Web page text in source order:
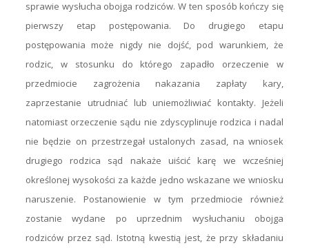
sprawie wysłucha obojga rodziców. W ten sposób kończy się
pierwszy etap postępowania. Do drugiego etapu
postępowania może nigdy nie dojść, pod warunkiem, że
rodzic, w stosunku do którego zapadło orzeczenie w
przedmiocie zagrożenia nakazania zapłaty kary,
zaprzestanie utrudniać lub uniemożliwiać kontakty. Jeżeli
natomiast orzeczenie sądu nie zdyscyplinuje rodzica i nadal
nie będzie on przestrzegał ustalonych zasad, na wniosek
drugiego rodzica sąd nakaże uiścić karę we wcześniej
określonej wysokości za każde jedno wskazane we wniosku
naruszenie. Postanowienie w tym przedmiocie również
zostanie wydane po uprzednim wysłuchaniu obojga
rodziców przez sąd. Istotną kwestią jest, że przy składaniu